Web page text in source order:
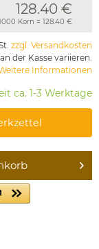
128.40 €
Korn = 128.40 €
zzgl. Versandkosten
der Kasse variieren.
Informationen
ca. 1-3 Werktage